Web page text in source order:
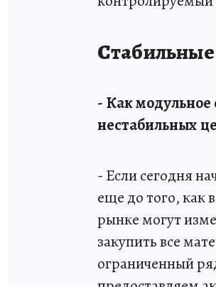
- Как модульное
нестабильных
- Если сегодня
еще до того, как
рынке могут
закупить все
ограниченный